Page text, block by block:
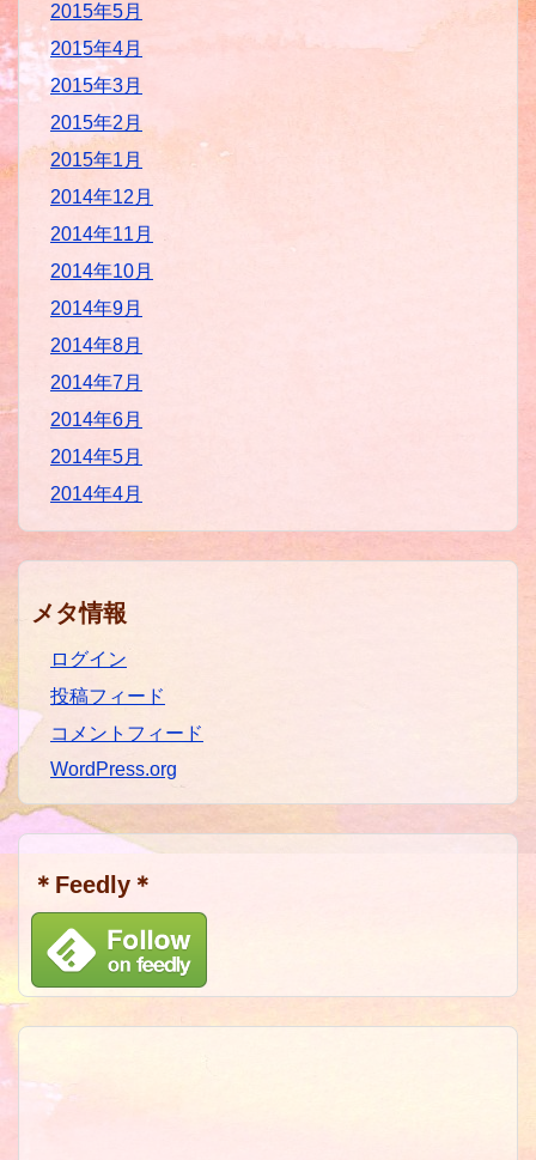
2015年5月
2015年4月
2015年3月
2015年2月
2015年1月
2014年12月
2014年11月
2014年10月
2014年9月
2014年8月
2014年7月
2014年6月
2014年5月
2014年4月
メタ情報
ログイン
投稿フィード
コメントフィード
WordPress.org
＊Feedly＊